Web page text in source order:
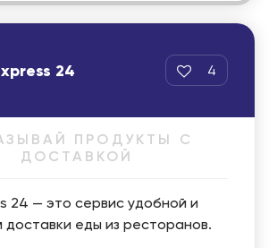
24 4
ПРОДУКТЫ С
ДОСТАВКОЙ
24 — это сервис удобной и
доставки еды из ресторанов.